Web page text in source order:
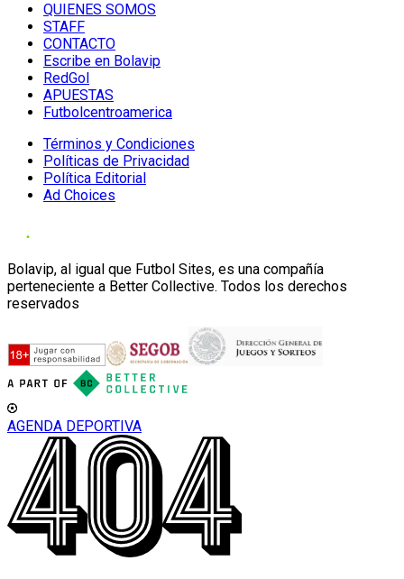
QUIENES SOMOS
STAFF
CONTACTO
Escribe en Bolavip
RedGol
APUESTAS
Futbolcentroamerica
Términos y Condiciones
Políticas de Privacidad
Política Editorial
Ad Choices
Bolavip, al igual que Futbol Sites, es una compañía
perteneciente a Better Collective. Todos los derechos
reservados
AGENDA DEPORTIVA